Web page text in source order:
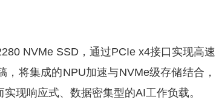
NVMe SSD，通过PCIe x4接口实现高速
将集成的NPU加速与NVMe级存储结合，
现响应式、数据密集型的AI工作负载。